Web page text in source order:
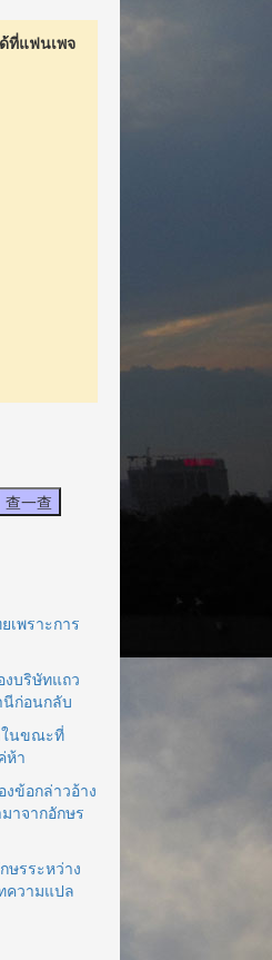
ที่แฟนเพจ
เพราะการ
งบริษัทแถว
นีก่อนกลับ
ในขณะที่
ห้า
งข้อกล่าวอ้าง
าจากอักษร
ษรระหว่าง
ความแปล